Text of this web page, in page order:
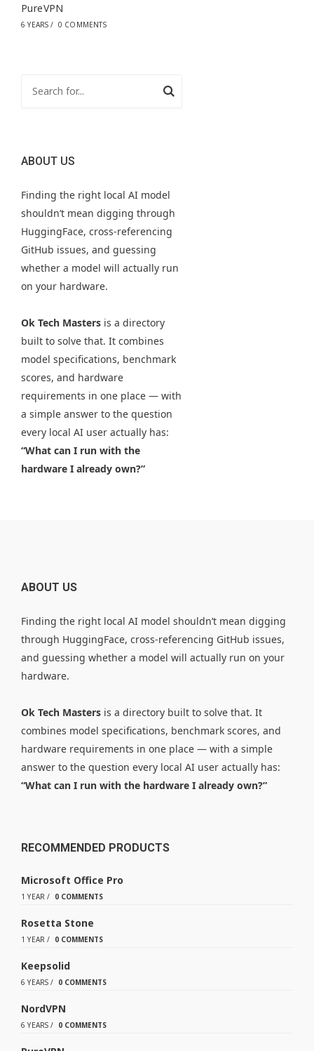
PureVPN
6 YEARS / 0 COMMENTS
ABOUT US
Finding the right local AI model
shouldn’t mean digging through
HuggingFace, cross-referencing
GitHub issues, and guessing
whether a model will actually run
on your hardware.
Ok Tech Masters is a directory
built to solve that. It combines
model specifications, benchmark
scores, and hardware
requirements in one place — with
a simple answer to the question
every local AI user actually has:
“What can I run with the
hardware I already own?”
ABOUT US
Finding the right local AI model shouldn’t mean digging
through HuggingFace, cross-referencing GitHub issues,
and guessing whether a model will actually run on your
hardware.
Ok Tech Masters is a directory built to solve that. It
combines model specifications, benchmark scores, and
hardware requirements in one place — with a simple
answer to the question every local AI user actually has:
“What can I run with the hardware I already own?”
RECOMMENDED PRODUCTS
Microsoft Office Pro
1 YEAR / 0 COMMENTS
Rosetta Stone
1 YEAR / 0 COMMENTS
Keepsolid
6 YEARS / 0 COMMENTS
NordVPN
6 YEARS / 0 COMMENTS